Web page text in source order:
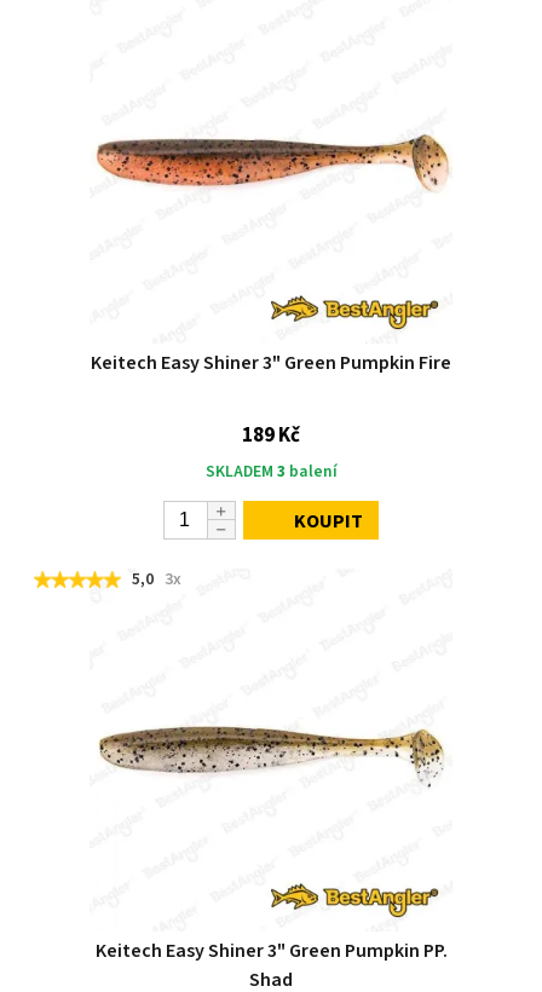
Keitech Easy Shiner 3" Green Pumpkin Fire
189 Kč
SKLADEM 3 balení
KOUPIT
5,0 3x
Keitech Easy Shiner 3" Green Pumpkin PP.
Shad